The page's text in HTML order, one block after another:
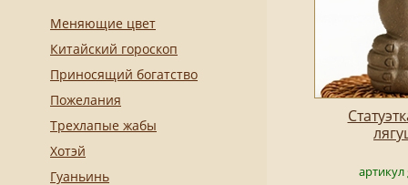
Меняющие цвет
Китайский гороскоп
Приносящий богатство
Пожелания
Трехлапые жабы
Хотэй
Гуаньинь
артикул